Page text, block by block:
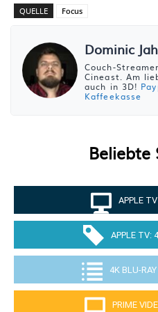
QUELLE Focus
Dominic
Couch-
Cineast. Am
auch in 3D!
Kaffeekasse
Beliebte
APPLE
APPLE TV:
4K BLU-
PRIME